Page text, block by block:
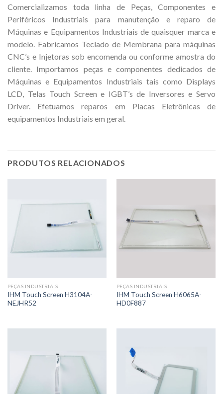
Comercializamos toda linha de Peças, Componentes e
Periféricos Industriais para manutenção e reparo de
Máquinas e Equipamentos Industriais de quaisquer marca e
modelo. Fabricamos Teclado de Membrana para máquinas
CNC’s e Injetoras sob encomenda ou conforme amostra do
cliente. Importamos peças e componentes dedicados de
Máquinas e Equipamentos Industriais tais como Displays
LCD, Telas Touch Screen e IGBT’s de Inversores e Servo
Driver. Efetuamos reparos em Placas Eletrônicas de
equipamentos Industriais em geral.
PRODUTOS RELACIONADOS
PEÇAS INDUSTRIAIS
IHM Touch Screen H3104A-
NEJHR52
PEÇAS INDUSTRIAIS
IHM Touch Screen H6065A-
HD0F887